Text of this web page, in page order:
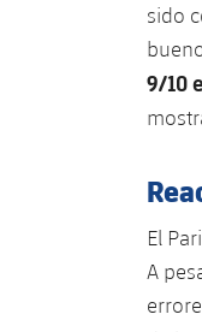
sido
9/10
El
A